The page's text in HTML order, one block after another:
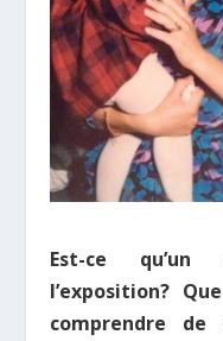
Est-ce
l’exposition?
comprendre